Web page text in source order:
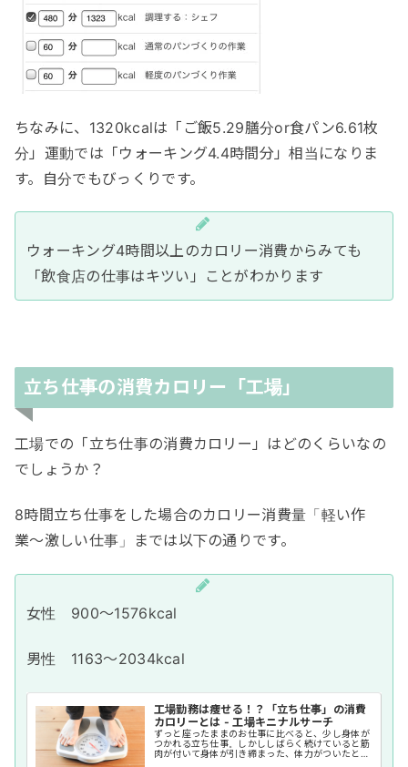
ちなみに、1320kcalは「ご飯5.29膳分or食パン6.61枚
分」運動では「ウォーキング4.4時間分」相当になりま
す。自分でもびっくりです。
ウォーキング4時間以上のカロリー消費からみても
「飲食店の仕事はキツい」ことがわかります
立ち仕事の消費カロリー「工場」
工場での「立ち仕事の消費カロリー」はどのくらいなの
でしょうか？
8時間立ち仕事をした場合のカロリー消費量「軽い作
業〜激しい仕事」までは以下の通りです。
女性 900〜1576kcal
男性 1163〜2034kcal
工場勤務は痩せる！？「立ち仕事」の消費
カロリーとは - 工場キニナルサーチ
ずっと座ったままのお仕事に比べると、少し身体が
つかれる立ち仕事。しかししばらく続けていると筋
肉が付いて身体が引き締まった、体力がついたとい